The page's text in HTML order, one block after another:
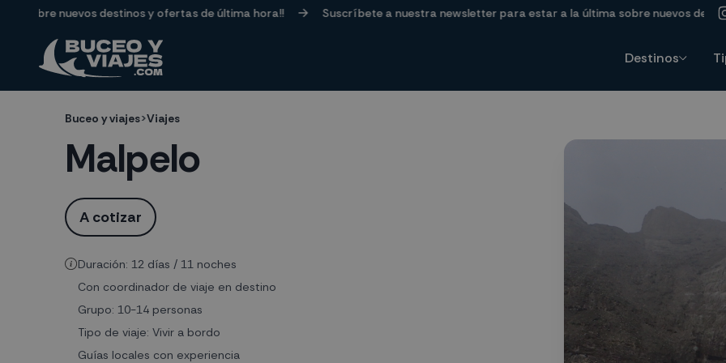
nuevos destinos y ofertas de última hora!! → Suscríbete a nuestra newsletter para estar a la última sobre nuevos destinos
Destinos
Buceo y viajes>Viajes
Malpelo
A cotizar
Duración: 12 días / 11 noches
Con coordinador de viaje en destino
Grupo: 10-14 personas
Tipo de viaje: Vivir a bordo
Guías locales con experiencia